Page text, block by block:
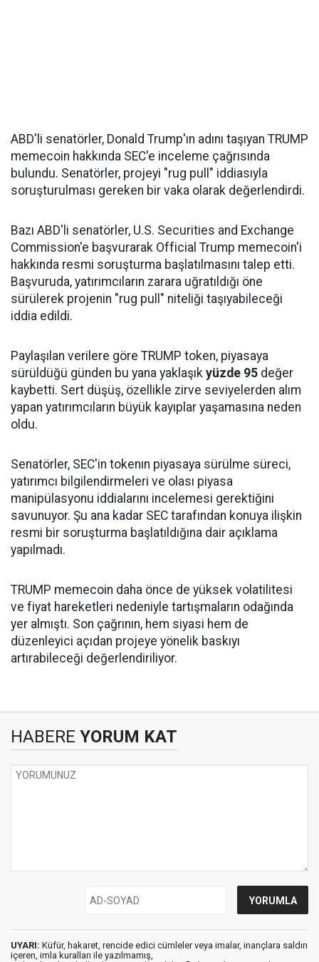
ABD'li senatörler, Donald Trump'ın adını taşıyan TRUMP
memecoin hakkında SEC'e inceleme çağrısında
bulundu. Senatörler, projeyi "rug pull" iddiasıyla
soruşturulması gereken bir vaka olarak değerlendirdi.
Bazı ABD'li senatörler, U.S. Securities and Exchange
Commission'e başvurarak Official Trump memecoin'i
hakkında resmi soruşturma başlatılmasını talep etti.
Başvuruda, yatırımcıların zarara uğratıldığı öne
sürülerek projenin "rug pull" niteliği taşıyabileceği
iddia edildi.
Paylaşılan verilere göre TRUMP token, piyasaya
sürüldüğü günden bu yana yaklaşık yüzde 95 değer
kaybetti. Sert düşüş, özellikle zirve seviyelerden alım
yapan yatırımcıların büyük kayıplar yaşamasına neden
oldu.
Senatörler, SEC'in tokenın piyasaya sürülme süreci,
yatırımcı bilgilendirmeleri ve olası piyasa
manipülasyonu iddialarını incelemesi gerektiğini
savunuyor. Şu ana kadar SEC tarafından konuya ilişkin
resmi bir soruşturma başlatıldığına dair açıklama
yapılmadı.
TRUMP memecoin daha önce de yüksek volatilitesi
ve fiyat hareketleri nedeniyle tartışmaların odağında
yer almıştı. Son çağrının, hem siyasi hem de
düzenleyici açıdan projeye yönelik baskıyı
artırabileceği değerlendiriliyor.
HABERE YORUM KAT
UYARI: Küfür, hakaret, rencide edici cümleler veya imalar, inançlara saldırı
içeren, imla kuralları ile yazılmamış,